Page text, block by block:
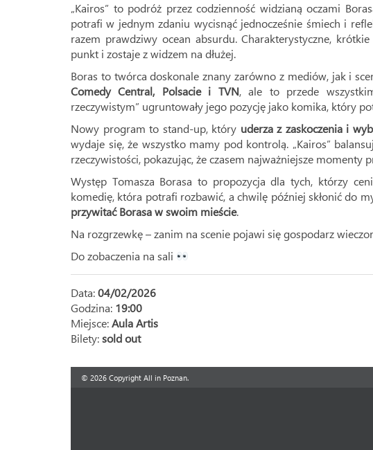
„Kairos” to podróż przez codzienność widzianą oczami
potrafi w jednym zdaniu wycisnąć jednocześnie śmiech i
razem prawdziwy ocean absurdu. Charakterystyczne,
punkt i zostaje z widzem na dłużej.
Boras to twórca doskonale znany zarówno z mediów, jak i
Comedy Central, Polsacie i TVN, ale to przede
rzeczywistym” ugruntowały jego pozycję jako komika, który
Nowy program to stand-up, który uderza z zaskoczenia i
wydaje się, że wszystko mamy pod kontrolą. „Kairos”
rzeczywistości, pokazując, że czasem najważniejsze momenty
Występ Tomasza Borasa to propozycja dla tych, którzy
komedię, która potrafi rozbawić, a chwilę później skłonić do
przywitać Borasa w swoim mieście.
Na rozgrzewkę – zanim na scenie pojawi się gospodarz
Do zobaczenia na sali
Data:04/02/2026
Godzina: 19:00
Miejsce:Aula Artis
Bilety:sold out
© 2026 Copyright All in Poznan.